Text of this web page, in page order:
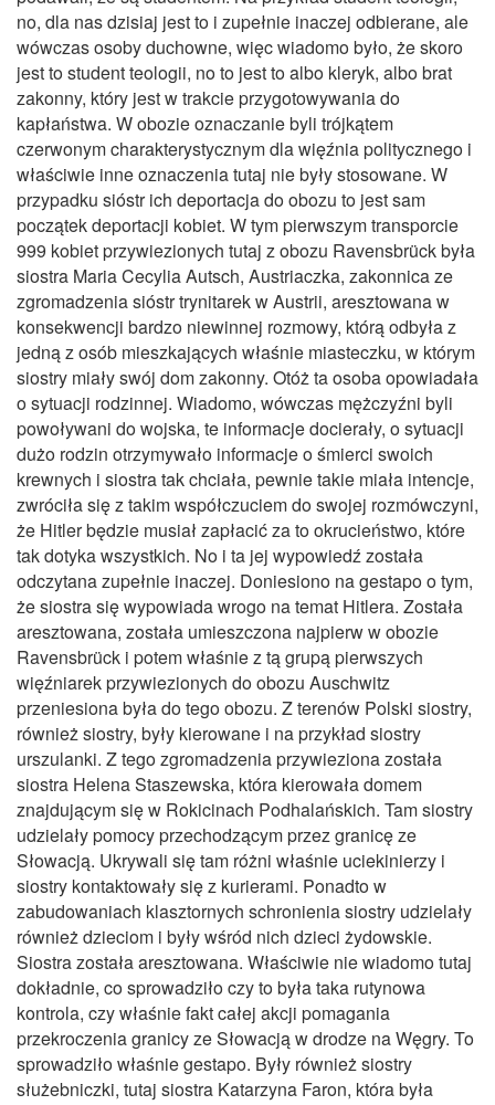
no, dla nas dzisiaj jest to i zupełnie inaczej odbierane, ale
wówczas osoby duchowne, więc wiadomo było, że skoro
jest to student teologii, no to jest to albo kleryk, albo brat
zakonny, który jest w trakcie przygotowywania do
kapłaństwa. W obozie oznaczanie byli trójkątem
czerwonym charakterystycznym dla więźnia politycznego i
właściwie inne oznaczenia tutaj nie były stosowane. W
przypadku sióstr ich deportacja do obozu to jest sam
początek deportacji kobiet. W tym pierwszym transporcie
999 kobiet przywiezionych tutaj z obozu Ravensbrück była
siostra Maria Cecylia Autsch, Austriaczka, zakonnica ze
zgromadzenia sióstr trynitarek w Austrii, aresztowana w
konsekwencji bardzo niewinnej rozmowy, którą odbyła z
jedną z osób mieszkających właśnie miasteczku, w którym
siostry miały swój dom zakonny. Otóż ta osoba opowiadała
o sytuacji rodzinnej. Wiadomo, wówczas mężczyźni byli
powoływani do wojska, te informacje docierały, o sytuacji
dużo rodzin otrzymywało informacje o śmierci swoich
krewnych i siostra tak chciała, pewnie takie miała intencje,
zwróciła się z takim współczuciem do swojej rozmówczyni,
że Hitler będzie musiał zapłacić za to okrucieństwo, które
tak dotyka wszystkich. No i ta jej wypowiedź została
odczytana zupełnie inaczej. Doniesiono na gestapo o tym,
że siostra się wypowiada wrogo na temat Hitlera. Została
aresztowana, została umieszczona najpierw w obozie
Ravensbrück i potem właśnie z tą grupą pierwszych
więźniarek przywiezionych do obozu Auschwitz
przeniesiona była do tego obozu. Z terenów Polski siostry,
również siostry, były kierowane i na przykład siostry
urszulanki. Z tego zgromadzenia przywieziona została
siostra Helena Staszewska, która kierowała domem
znajdującym się w Rokicinach Podhalańskich. Tam siostry
udzielały pomocy przechodzącym przez granicę ze
Słowacją. Ukrywali się tam różni właśnie uciekinierzy i
siostry kontaktowały się z kurierami. Ponadto w
zabudowaniach klasztornych schronienia siostry udzielały
również dzieciom i były wśród nich dzieci żydowskie.
Siostra została aresztowana. Właściwie nie wiadomo tutaj
dokładnie, co sprowadziło czy to była taka rutynowa
kontrola, czy właśnie fakt całej akcji pomagania
przekroczenia granicy ze Słowacją w drodze na Węgry. To
sprowadziło właśnie gestapo. Były również siostry
służebniczki, tutaj siostra Katarzyna Faron, która była